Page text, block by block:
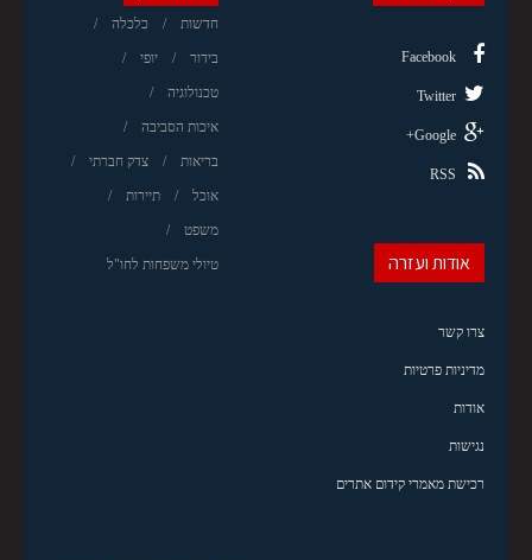
חדשות כלכלה
בידור יופי
טכנולוגיה
איכות הסביבה
בריאות צדק חברתי
אוכל תיירות
משפט
טיולי משפחות לחו"ל
Facebook
Twitter
Google+
RSS
אודות ועזרה
צרו קשר
מדיניות פרטיות
אודות
נגישות
רכישת מאמרי קידום אתרים